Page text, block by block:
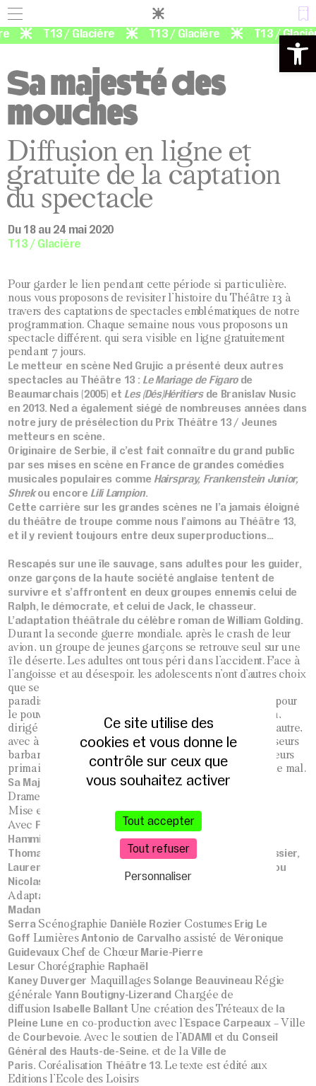
Ouvrir
T13 / Glacière T13 / Glacière T13 /
Sa majesté des
mouches
Diffusion en ligne et
gratuite de la captation
du spectacle
Du 18 au 24 mai 2020
T13 / Glacière
Pour garder le lien pendant cette période si particulière,
nous vous proposons de revisiter l’histoire du Théâtre 13 à
travers des captations de spectacles emblématiques de notre
programmation. Chaque semaine nous vous proposons un
spectacle différent, qui sera visible en ligne gratuitement
pendant 7 jours.
Le metteur en scène Ned Grujic a présenté deux autres
spectacles au Théâtre 13 : Le Mariage de Figarode
Beaumarchais (2005) et Les (Dés)Héritiersde Branislav Nusic
en 2013. Ned a également siégé de nombreuses années dans
notre jury de présélection du Prix Théâtre 13 / Jeunes
metteurs en scène.
Originaire de Serbie, il c’est fait connaître du grand public
par ses mises en scène en France de grandes comédies
musicales populaires comme Hairspray, Frankenstein Junior,
Shrekou encore Lili Lampion.
Cette carrière sur les grandes scènes ne l’a jamais éloigné
du théâtre de troupe comme nous l’aimons au Théâtre 13,
et il y revient toujours entre deux superproductions…
Rescapés sur une île sauvage, sans adultes pour les guider,
onze garçons de la haute société anglaise tentent de
survivre et s’affrontent en deux groupes ennemis celui de
Ralph, le démocrate, et celui de Jack, le chasseur.
L’adaptation théâtrale du célèbre roman de William Golding.
Durant la seconde guerre mondiale, après le crash de leur
avion, un groupe de jeunes garçons se retrouve seul sur une
île déserte. Les adultes ont tous péri dans l’accident. Face à
l’angoisse et au désespoir, les adolescents n’ont d’autres choix
que se serrer les coudes. Mais alors que cette île
paradisiaque devient peu à peu leur foyer, une bataille pour
le pouvoir germe et sépare la tribu en deux camps. L’un,
dirigé par Ralph, privilégie la solidarité et l’entraide. L’autre,
avec à sa tête Jack, est constitué d’une faction de chasseurs
barbares. Ces chasseurs se transforment soudain en tueurs
primaires dans un conflit dévastateur entre le bien et le mal.
Sa Majesté des Mouches
Drame initiatique de
Mise en scène Ned Grujic
Avec François Berdeaux, Sébastien Bergery, Karim
Hammiche, Emmanuel Leckner, Alexandre Letondeur,
Thomas Marceul, Laurent Maurel, Frantz Morel A L’Huissier,
Laurent Paolini ou Emmanuel Suarez, Romain Puyuelo ou
Nicolas Beaucaire et Thierry Sauzé.
Adaptation
Madani
SerraScénographie Danièle Rozier Costumes Erig Le
Goff LumièresAntonio de Carvalho assisté de Véronique
GuidevauxChef de Chœur Marie-Pierre
Lesur Chorégraphie Raphaël
Kaney Duverger Maquillages Solange Beauvineau Régie
générale Yann Boutigny-LizerandChargée de
diffusion Isabelle Ballant Une création des Tréteaux de la
Pleine Lune en co-production avec l’Espace Carpeaux– Ville
de Courbevoie. Avec le soutien de l’ADAMI et du Conseil
Général des Hauts-de-Seine, et de laVille de
Paris. Coréalisation Théâtre 13. Le texte est édité aux
Editions l’Ecole des Loisirs
Panneau de gestion des cookies
Ce site utilise des
cookies et vous donne le
contrôle sur ceux que
vous souhaitez activer
Tout accepter
Tout refuser
Personnaliser